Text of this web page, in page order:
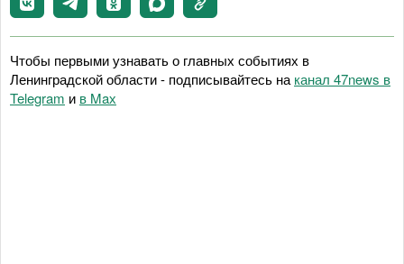
Чтобы первыми узнавать о главных событиях в
Ленинградской области - подписывайтесь на канал 47news в
Telegram и в Maх